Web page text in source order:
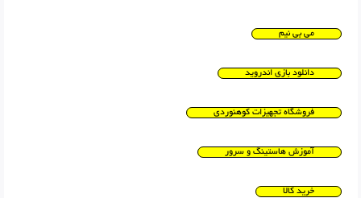
می بی نیم
دانلود بازی اندروید
فروشگاه تجهیزات کوهنوردی
آموزش هاستینگ و سرور
خرید کالا